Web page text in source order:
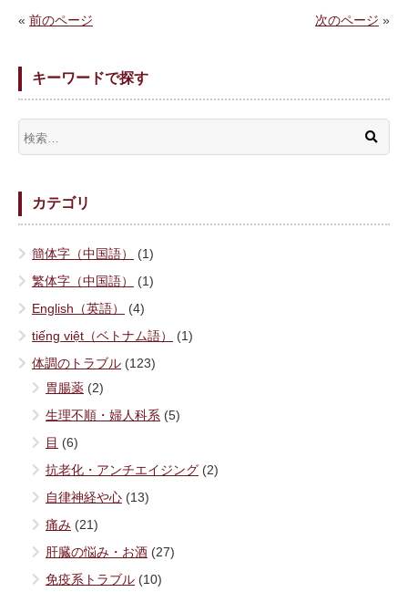
« 前のページ 次のページ »
キーワードで探す
カテゴリ
簡体字（中国語）
(1)
繁体字（中国語）
(1)
English（英語）
(4)
tiếng việt（ベトナム語）
(1)
体調のトラブル (123)
胃腸薬 (2)
生理不順・婦人科系 (5)
目 (6)
抗老化・アンチエイジング (2)
自律神経や心 (13)
痛み (21)
肝臓の悩み・お酒 (27)
免疫系トラブル (10)